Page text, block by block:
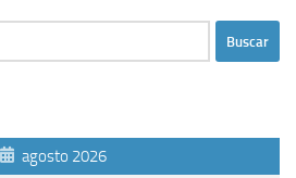
agosto 2026